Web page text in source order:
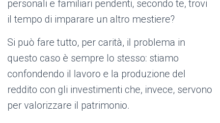
personali e familiari pendenti, secondo te, trovi
il tempo di imparare un altro mestiere?
Si può fare tutto, per carità, il problema in
questo caso è sempre lo stesso: stiamo
confondendo il lavoro e la produzione del
reddito con gli investimenti che, invece, servono
per valorizzare il patrimonio.